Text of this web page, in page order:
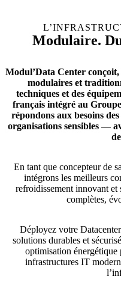
Modulaire.
Modul’Data Center
modulaires et
techniques et des
français intégré au Groupe
répondons aux besoins
organisations sensibles —
En tant que concepteur de
intégrons les meilleurs
refroidissement innovant
complètes,
Déployez votre
solutions durables et
optimisation énergétique
infrastructures IT